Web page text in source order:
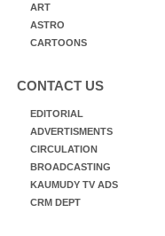
ART
ASTRO
CARTOONS
CONTACT US
EDITORIAL
ADVERTISMENTS
CIRCULATION
BROADCASTING
KAUMUDY TV ADS
CRM DEPT